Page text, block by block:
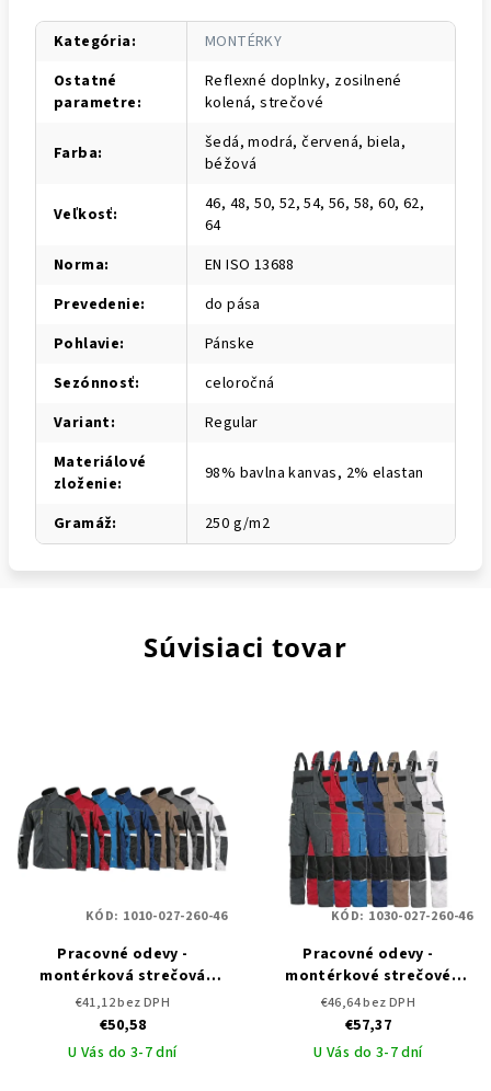
Kategória:
MONTÉRKY
Ostatné
parametre:
Reflexné doplnky, zosilnené
kolená, strečové
Farba:
šedá, modrá, červená, biela,
béžová
Veľkosť:
46, 48, 50, 52, 54, 56, 58, 60, 62,
64
Norma:
EN ISO 13688
Prevedenie:
do pása
Pohlavie:
Pánske
Sezónnosť:
celoročná
Variant:
Regular
Materiálové
zloženie: 98% bavlna kanvas, 2% elastan
Gramáž: 250 g/m2
Súvisiaci tovar
Pracovné odevy -
montérková strečová
blúza CXS STRETCH
€41,12 bez DPH
€50,58
U Vás do 3-7 dní
KÓD: 1010-027-260-46
Pracovné odevy -
montérkové strečové
nohavice na traky CXS
STRETCH
€46,64 bez DPH
€57,37
U Vás do 3-7 dní
KÓD: 1030-027-260-46